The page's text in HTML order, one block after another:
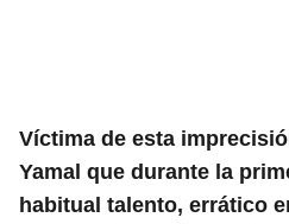
Víctima de esta
Yamal que durante la
habitual talento, errático